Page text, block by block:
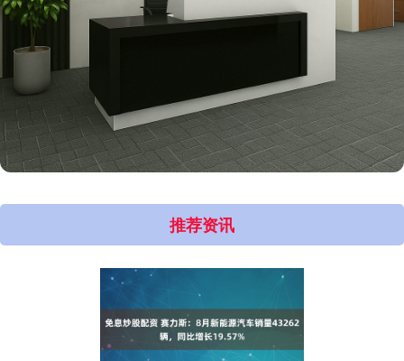
推荐资讯